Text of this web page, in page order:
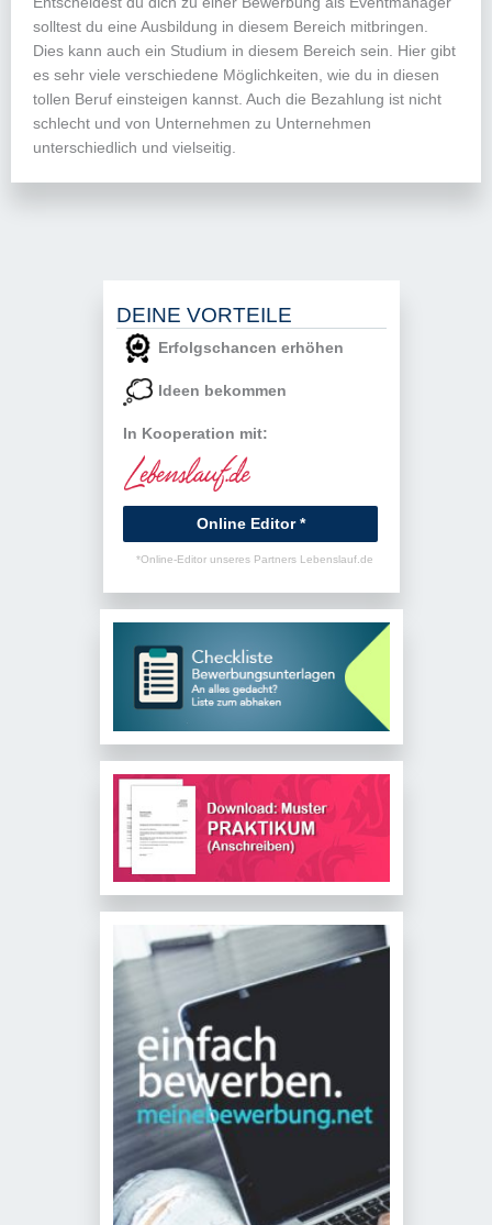
solltest du eine Ausbildung in diesem Bereich mitbringen.
Dies kann auch ein Studium in diesem Bereich sein. Hier gibt
es sehr viele verschiedene Möglichkeiten, wie du in diesen
tollen Beruf einsteigen kannst. Auch die Bezahlung ist nicht
schlecht und von Unternehmen zu Unternehmen
unterschiedlich und vielseitig.
DEINE VORTEILE
Erfolgschancen erhöhen
Ideen bekommen
In Kooperation mit:
Online Editor *
*Online-Editor unseres Partners Lebenslauf.de